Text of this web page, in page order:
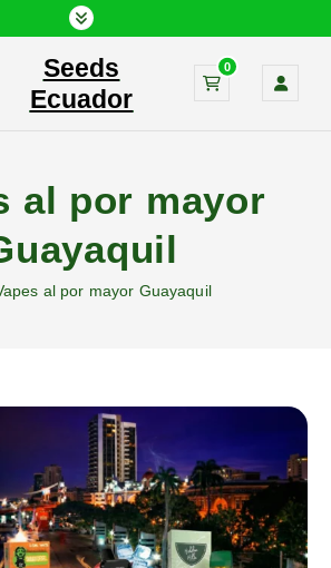
Seeds
Ecuador
0
al por mayor
al por mayor Guayaquil